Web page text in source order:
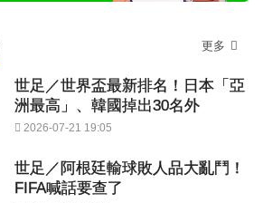
更多
世足／世界盃最新排名！日本「亞
洲最高」、韓國掉出30名外
2026-07-21 19:05
世足／阿根廷輸球敗人品大亂鬥！
FIFA喊話要查了